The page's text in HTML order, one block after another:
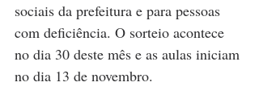
sociais da prefeitura e para pessoas
com deficiência. O sorteio acontece
no dia 30 deste mês e as aulas iniciam
no dia 13 de novembro.